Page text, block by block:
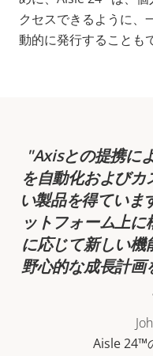
クセスできるように、
動的に発行することも
Axisとの提携に
を自動化および
い製品を得ていま
ットフォーム上
に応じて新しい
野心的な成長計画
Aisle 24™